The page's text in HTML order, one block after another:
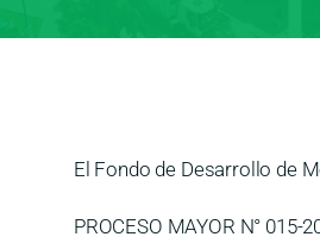
El Fondo de Desarrollo de
PROCESO MAYOR N° 015-